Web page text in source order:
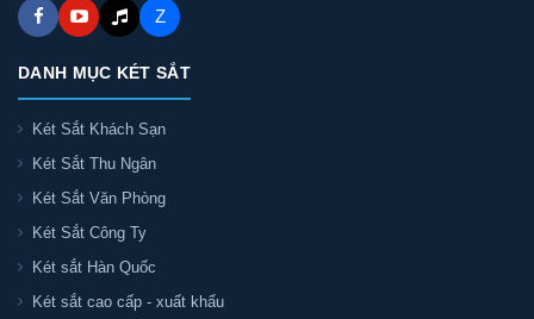
Z
DANH MỤC KÉT SẮT
Két Sắt Khách Sạn
Két Sắt Thu Ngân
Két Sắt Văn Phòng
Két Sắt Công Ty
Két sắt Hàn Quốc
Két sắt cao cấp - xuất khẩu